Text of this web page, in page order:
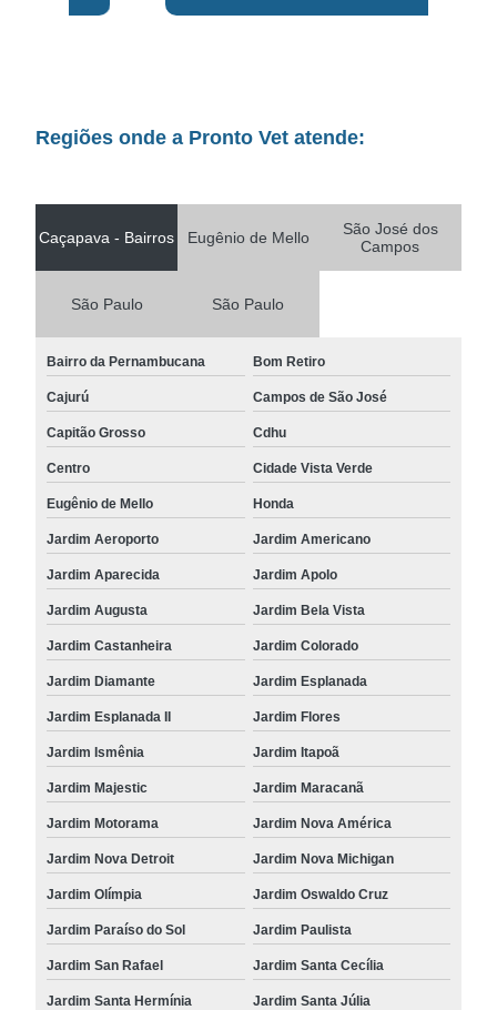
Regiões onde a Pronto Vet atende:
Caçapava - Bairros Eugênio de Mello
São José dos
Campos
São Paulo São Paulo
Bairro da Pernambucana Bom Retiro
Cajurú Campos de São José
Capitão Grosso Cdhu
Centro Cidade Vista Verde
Eugênio de Mello Honda
Jardim Aeroporto Jardim Americano
Jardim Aparecida Jardim Apolo
Jardim Augusta Jardim Bela Vista
Jardim Castanheira Jardim Colorado
Jardim Diamante Jardim Esplanada
Jardim Esplanada II Jardim Flores
Jardim Ismênia Jardim Itapoã
Jardim Majestic Jardim Maracanã
Jardim Motorama Jardim Nova América
Jardim Nova Detroit Jardim Nova Michigan
Jardim Olímpia Jardim Oswaldo Cruz
Jardim Paraíso do Sol Jardim Paulista
Jardim San Rafael Jardim Santa Cecília
Jardim Santa Hermínia Jardim Santa Júlia